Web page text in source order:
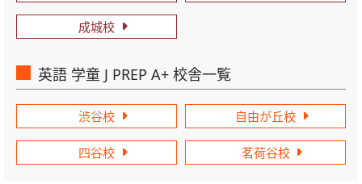
成城校
英語 学童 J PREP A+ 校舎一覧
渋谷校 自由が丘校
四谷校 茗荷谷校